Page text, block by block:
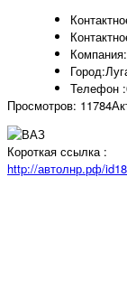
Компания:
Город:
Телефон :
Просмотров: 11784
Короткая ссылка :
http://автолнр.рф/